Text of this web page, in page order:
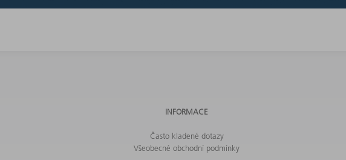
INFORMACE
Často kladené dotazy
Všeobecné obchodní podmínky